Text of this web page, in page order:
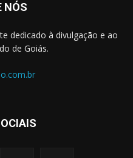
NÓS
dedicado à divulgação e ao
de Goiás.